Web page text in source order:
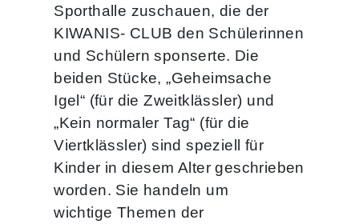
Sporthalle zuschauen, die der
KIWANIS- CLUB den Schülerinnen
und Schülern sponserte. Die
beiden Stücke, „Geheimsache
Igel“ (für die Zweitklässler) und
„Kein normaler Tag“ (für die
Viertklässler) sind speziell für
Kinder in diesem Alter geschrieben
worden. Sie handeln um
wichtige Themen der